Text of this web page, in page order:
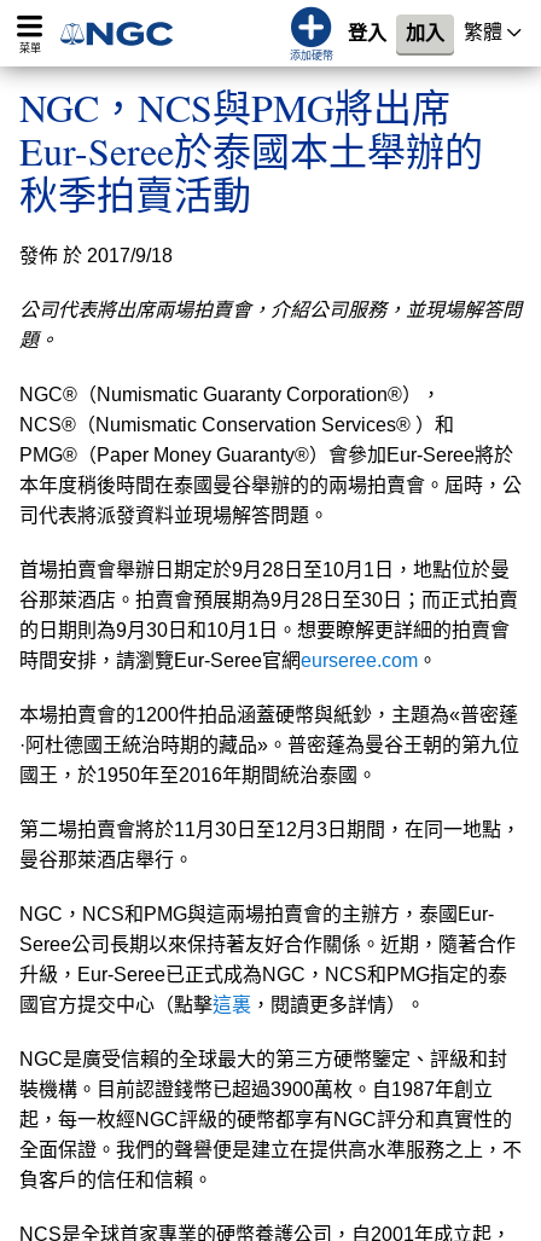
菜單
添加硬幣
登入 加入 繁體
NGC，NCS與PMG將出席
Eur-Seree於泰國本土舉辦的
秋季拍賣活動
發佈 於 2017/9/18
公司代表將出席兩場拍賣會，介紹公司服務，並現場解答問
題。
NGC®（Numismatic Guaranty Corporation®），
NCS®（Numismatic Conservation Services® ）和
PMG®（Paper Money Guaranty®）會參加Eur-Seree將於
本年度稍後時間在泰國曼谷舉辦的的兩場拍賣會。屆時，公
司代表將派發資料並現場解答問題。
首場拍賣會舉辦日期定於9月28日至10月1日，地點位於曼
谷那萊酒店。拍賣會預展期為9月28日至30日；而正式拍賣
的日期則為9月30日和10月1日。想要瞭解更詳細的拍賣會
時間安排，請瀏覽Eur-Seree官網eurseree.com 。
本場拍賣會的1200件拍品涵蓋硬幣與紙鈔，主題為«普密蓬
·阿杜德國王統治時期的藏品»。普密蓬為曼谷王朝的第九位
國王，於1950年至2016年期間統治泰國。
第二場拍賣會將於11月30日至12月3日期間，在同一地點，
曼谷那萊酒店舉行。
NGC，NCS和PMG與這兩場拍賣會的主辦方，泰國Eur-
Seree公司長期以來保持著友好合作關係。近期，隨著合作
升級，Eur-Seree已正式成為NGC，NCS和PMG指定的泰
國官方提交中心（點擊這裏 ，閱讀更多詳情）。
NGC是廣受信賴的全球最大的第三方硬幣鑒定、評級和封
裝機構。目前認證錢幣已超過3900萬枚。自1987年創立
起，每一枚經NGC評級的硬幣都享有NGC評分和真實性的
全面保證。我們的聲譽便是建立在提供高水準服務之上，不
負客戶的信任和信賴。
NCS是全球首家專業的硬幣養護公司，自2001年成立起，